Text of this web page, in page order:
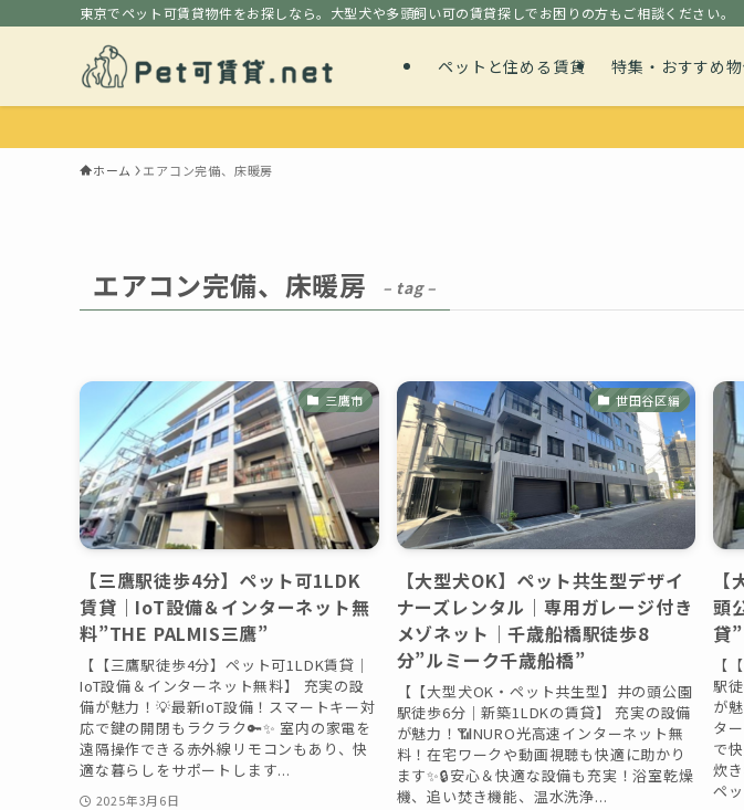
東京でペット可賃貸物件をお探しなら。大型犬や多頭飼い可の賃貸探しでお困りの方もご相談ください。
ペットと住める賃貸 特集・おすすめ
ホーム エアコン完備、床暖房
エアコン完備、床暖房 – tag –
三鷹市
【三鷹駅徒歩4分】ペット可1LDK
賃貸｜IoT設備＆インターネット無
料”THE PALMIS三鷹”
【【三鷹駅徒歩4分】ペット可1LDK賃貸｜
IoT設備＆インターネット無料】 充実の設
備が魅力！💡最新IoT設備！スマートキー対
応で鍵の開閉もラクラク🔑✨ 室内の家電を
遠隔操作できる赤外線リモコンもあり、快
適な暮らしをサポートします...
2025年3月6日
世田谷区編
【大型犬OK】ペット共生型デザイ
ナーズレンタル｜専用ガレージ付き
メゾネット｜千歳船橋駅徒歩8
分”ルミーク千歳船橋”
【【大型犬OK・ペット共生型】井の頭公園
駅徒歩6分｜新築1LDKの賃貸】 充実の設備
が魅力！📶NURO光高速インターネット無
料！在宅ワークや動画視聴も快適に助かり
ます✨🔒安心＆快適な設備も充実！浴室乾燥
機、追い焚き機能、温水洗浄...
頭
貸
【
駅
が
タ
で
炊
ペ